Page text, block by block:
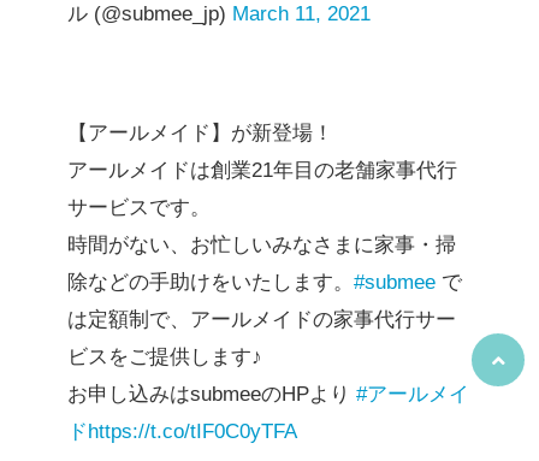
ル (@submee_jp) March 11, 2021
【アールメイド】が新登場！
アールメイドは創業21年目の老舗家事代行
サービスです。
時間がない、お忙しいみなさまに家事・掃
除などの手助けをいたします。 #submee で
は定額制で、アールメイドの家事代行サー
ビスをご提供します♪
お申し込みはsubmeeのHPより #アールメイ
ド https://t.co/tIF0C0yTFA